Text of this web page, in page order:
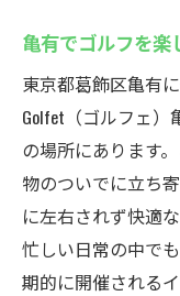
亀有でゴルフを楽
東京都葛飾区亀有
Golfet（ゴルフェ
の場所にあります
物のついでに立ち
に左右されず快適
忙しい日常の中で
期的に開催される